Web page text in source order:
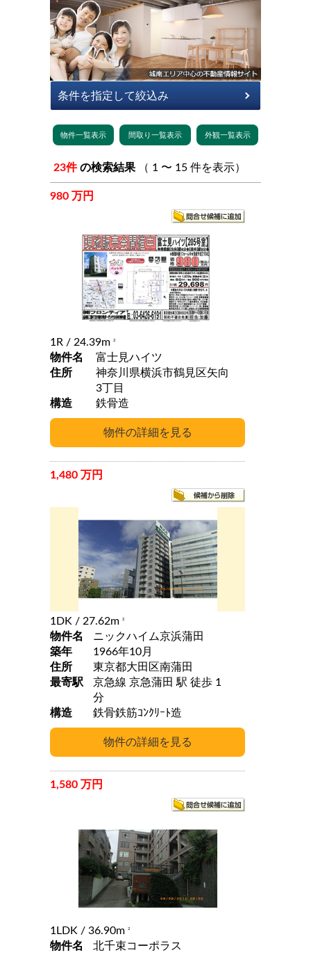
23件 の検索結果 （ 1 〜 15 件を表示）
980 万円
1R / 24.39m 2
物件名
富士見ハイツ
住所
神奈川県横浜市鶴見区矢向
3丁目
構造
鉄骨造
1,480 万円
1DK / 27.62m 2
物件名
ニックハイム京浜蒲田
築年
1966年10月
住所
東京都大田区南蒲田
最寄駅
京急線 京急蒲田 駅 徒歩 1
分
構造
鉄骨鉄筋ｺﾝｸﾘｰﾄ造
1,580 万円
1LDK / 36.90m 2
物件名
北千束コーポラス